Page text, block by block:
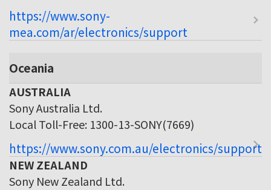
https://www.sony-
mea.com/ar/electronics/support
Oceania
AUSTRALIA
Sony Australia Ltd.
Local Toll-Free: 1300-13-SONY(7669)
https://www.sony.com.au/electronics/support
NEW ZEALAND
Sony New Zealand Ltd.